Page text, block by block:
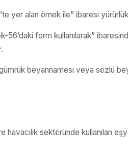
yer alan örnek ile” ibaresi
56’daki form kullanılarak”
beyannamesi veya sözlü
sektöründe kullanılan